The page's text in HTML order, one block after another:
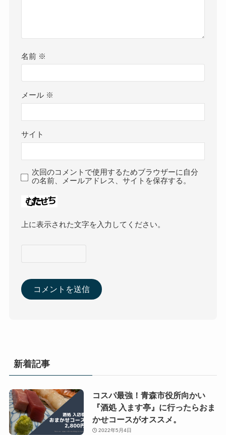
名前 ※
メール ※
サイト
次回のコメントで使用するためブラウザーに自分
の名前、メールアドレス、サイトを保存する。
上に表示された文字を入力してください。
新着記事
コスパ最強！青森市役所向かい
『酒処 入ます亭』に行ったらおま
かせコースがオススメ。
2022年5月4日